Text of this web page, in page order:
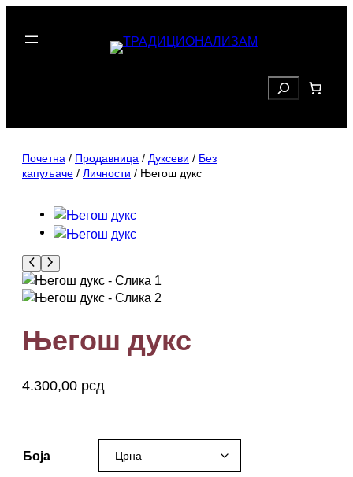
Search
Почетна / Продавница / Дуксеви / Без
капуљаче / Личности / Његош дукс
Његош дукс
4.300,00 рсд
Боја